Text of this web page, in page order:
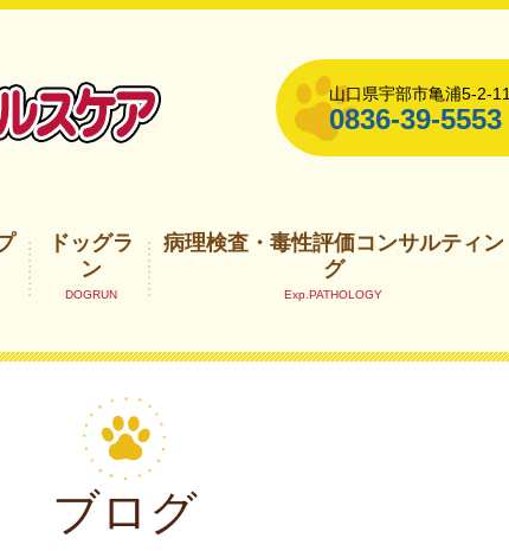
山口県宇部市亀浦5-2-11
0836-39-5553
ドッグラ
ン
病理検査・毒性評価コンサルティン
グ
ブログ